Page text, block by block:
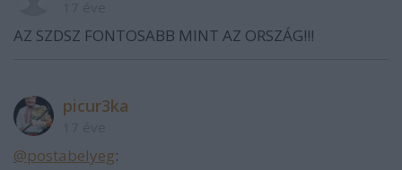
AZ SZDSZ FONTOSABB MINT AZ ORSZÁG!!!
picur3ka
@postabelyeg: